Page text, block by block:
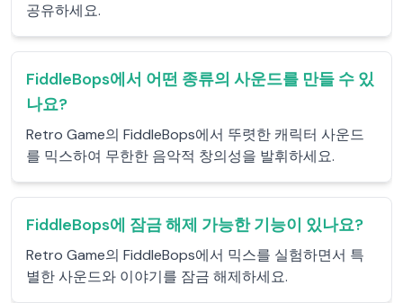
공유하세요.
FiddleBops에서 어떤 종류의 사운드를 만들 수 있
나요?
Retro Game의 FiddleBops에서 뚜렷한 캐릭터 사운드
를 믹스하여 무한한 음악적 창의성을 발휘하세요.
FiddleBops에 잠금 해제 가능한 기능이 있나요?
Retro Game의 FiddleBops에서 믹스를 실험하면서 특
별한 사운드와 이야기를 잠금 해제하세요.